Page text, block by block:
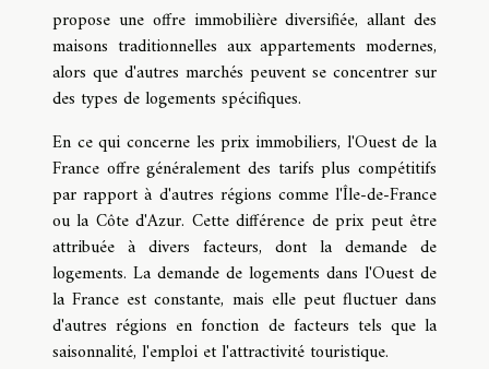
propose une offre immobilière diversifiée, allant des
maisons traditionnelles aux appartements modernes,
alors que d'autres marchés peuvent se concentrer sur
des types de logements spécifiques.
En ce qui concerne les prix immobiliers, l'Ouest de la
France offre généralement des tarifs plus compétitifs
par rapport à d'autres régions comme l'Île-de-France
ou la Côte d'Azur. Cette différence de prix peut être
attribuée à divers facteurs, dont la demande de
logements. La demande de logements dans l'Ouest de
la France est constante, mais elle peut fluctuer dans
d'autres régions en fonction de facteurs tels que la
saisonnalité, l'emploi et l'attractivité touristique.